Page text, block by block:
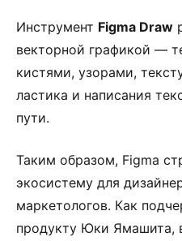
Инструмент Figma Draw
векторной графикой —
кистями, узорами,
ластика и написания
пути.
Таким образом, Figma
экосистему для
маркетологов. Как
продукту Юки Ямашита,